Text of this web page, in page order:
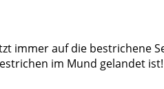
auf die bestrichene
im Mund gelandet ist!